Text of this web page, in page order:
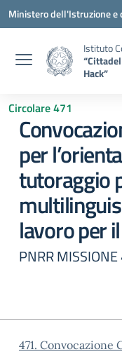
Vai ai contenuti
Vai al menu di navigazione
Vai al footer
Ministero dell'Istruzione e
Istituto
Hack”
Circolare 471
per
tutoraggio
lavoro per
PNRR MISSIONE
471.